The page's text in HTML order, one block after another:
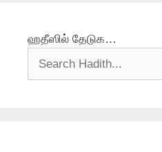
ஹதீஸில் தேடுக…